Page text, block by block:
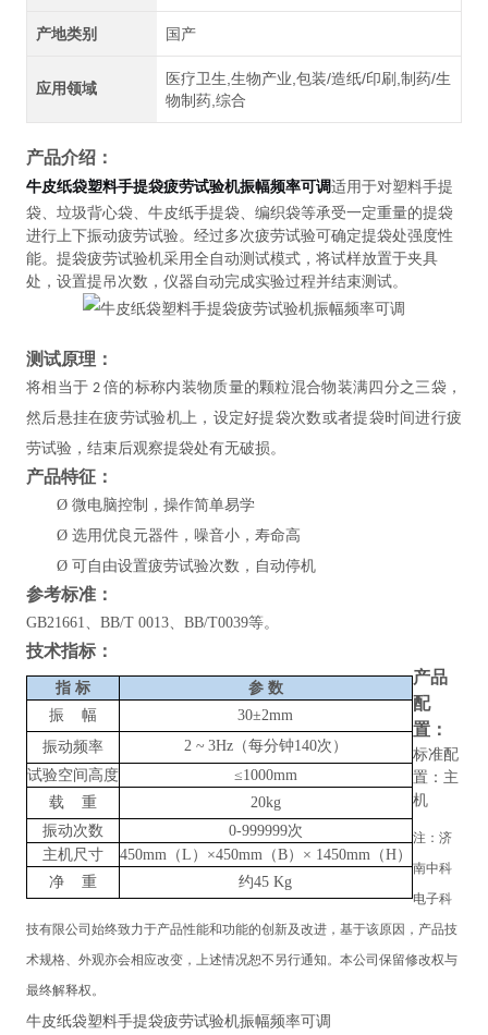
产地类别 国产
应用领域
医疗卫生,生物产业,包装/造纸/印刷,制药/生
物制药,综合
产品介绍：
牛皮纸袋塑料手提袋疲劳试验机振幅频率可调适用于对塑料手提
袋、垃圾背心袋、牛皮纸手提袋、编织袋等承受一定重量的提袋
进行上下振动疲劳试验。经过多次疲劳试验可确定提袋处强度性
能。提袋疲劳试验机采用全自动测试模式，将试样放置于夹具
处，设置提吊次数，仪器自动完成实验过程并结束测试。
测试原理：
将相当于 2 倍的标称内装物质量的颗粒混合物装满四分之三袋，
然后悬挂在疲劳试验机上，设定好提袋次数或者提袋时间进行疲
劳试验，结束后观察提袋处有无破损。
产品特征：
Ø 微电脑控制，操作简单易学
Ø 选用优良元器件，噪音小，寿命高
Ø 可自由设置疲劳试验次数，自动停机
参考标准：
GB21661、BB/T 0013、BB/T0039等。
技术指标：
指 标 参 数
振
幅
30±2mm
振动频率
2 ~ 3Hz（每分钟140次）
试验空间高度
≤1000mm
载
重
20kg
振动次数
0-999999次
主机尺寸
450mm（L）×450mm（B）× 1450mm（H）
净
重 约45 Kg
产品
配
置：
标准配
置：主
机
注： 济
南中科
电子科
技有限公司 始终致力于产品性能和功能的创新及改进，基于该原因，产品技
术规格、外观亦会相应改变，上述情况恕不另行通知。本公司保留修改权与
最终解释权。
牛皮纸袋塑料手提袋疲劳试验机振幅频率可调